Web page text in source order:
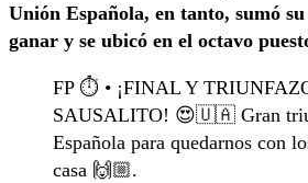
Unión Española, en tanto, sumó
ganar y se ubicó en el octavo
FP ⏱️ • ¡FINAL Y
SAUSALITO! 😍🇺🇦 Gran
Española para quedarnos con
casa 🙌🏼.